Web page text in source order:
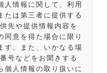
人情報に関して、利用
たは第三者に提供する
先や提供情報内容を
同意を得た場合に限り
す。また、いかなる場
号などをお聞きする
個人情報の取り扱いに